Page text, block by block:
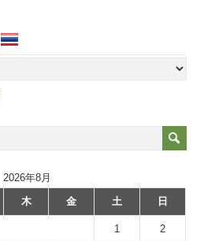
2026年8月
木 金 土 日
1 2